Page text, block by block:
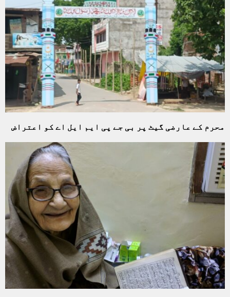
محرم کے عارضی گیٹ پر بی جے پی ایم ایل اے کو اعتراض